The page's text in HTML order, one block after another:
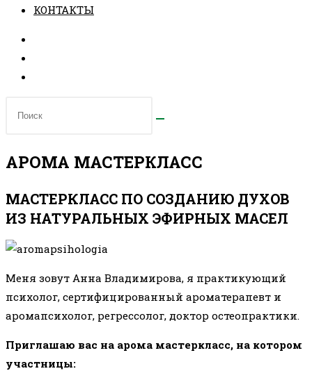
КОНТАКТЫ
АРОМА МАСТЕРКЛАСС
МАСТЕРКЛАСС ПО СОЗДАНИЮ ДУХОВ
ИЗ НАТУРАЛЬНЫХ ЭФИРНЫХ МАСЕЛ
Меня зовут Анна Владимирова, я практикующий
психолог, сертифицированный ароматерапевт и
аромапсихолог, регрессолог, доктор остеопрактики.
Приглашаю вас на арома мастеркласс, на котором
участницы: